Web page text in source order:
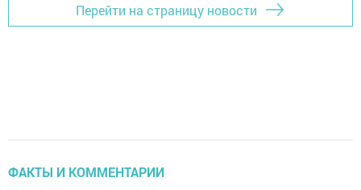
Перейти на страницу новости
ФАКТЫ И КОММЕНТАРИИ